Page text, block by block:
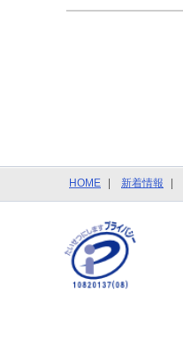
HOME 新着情報